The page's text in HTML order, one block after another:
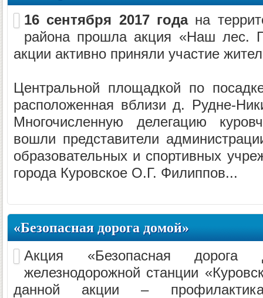
16 сентября 2017 годана
района прошла акция «Наш лес.
акции активно приняли участие
Центральной площадкой по
расположенная вблизи д. Рудне-
Многочисленную делегацию
вошли представители
образовательных и спортивных
города Куровское О.Г. Филиппов...
«Безопасная дорога домой»
Акция «Безопасная
железнодорожной станции
данной акции –